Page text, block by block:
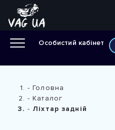
Особистий кабінет
Головна
Каталог
Ліхтар задній